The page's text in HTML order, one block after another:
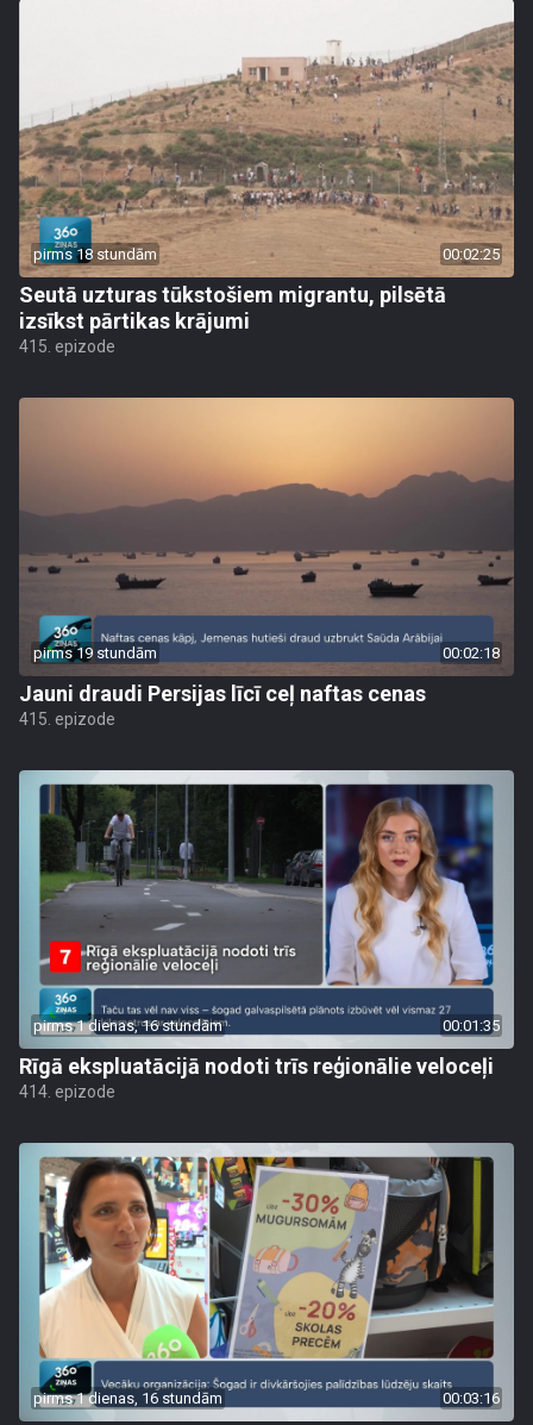
pirms 18 stundām 00:02:25
Seutā uzturas tūkstošiem migrantu, pilsētā
izsīkst pārtikas krājumi
415. epizode
pirms 19 stundām 00:02:18
Jauni draudi Persijas līcī ceļ naftas cenas
415. epizode
pirms 1 dienas, 16 stundām 00:01:35
Rīgā ekspluatācijā nodoti trīs reģionālie veloceļi
414. epizode
pirms 1 dienas, 16 stundām 00:03:16